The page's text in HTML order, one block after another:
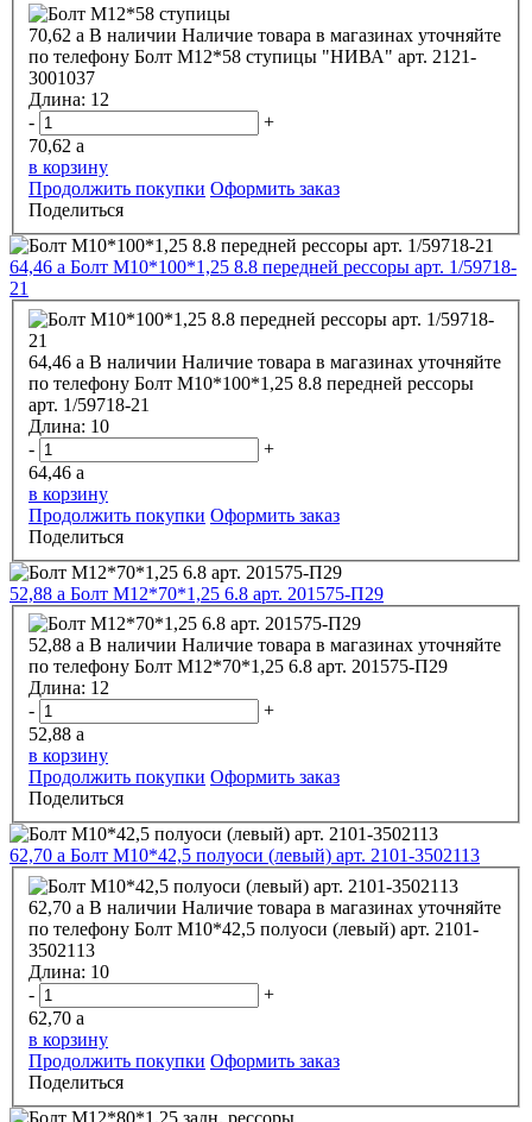
70,62 a В наличии Наличие товара в магазинах уточняйте
по телефону Болт М12*58 ступицы "НИВА" арт. 2121-
3001037
Длина: 12
-
+
70,62 a
в корзину
Продолжить покупки Оформить заказ
Поделиться
64,46 a Болт М10*100*1,25 8.8 передней рессоры арт. 1/59718-
21
64,46 a В наличии Наличие товара в магазинах уточняйте
по телефону Болт М10*100*1,25 8.8 передней рессоры
арт. 1/59718-21
Длина: 10
-
+
64,46 a
в корзину
Продолжить покупки Оформить заказ
Поделиться
52,88 a Болт М12*70*1,25 6.8 арт. 201575-П29
52,88 a В наличии Наличие товара в магазинах уточняйте
по телефону
Болт М12*70*1,25 6.8 арт. 201575-П29
Длина: 12
-
+
52,88 a
в корзину
Продолжить покупки Оформить заказ
Поделиться
62,70 a Болт М10*42,5 полуоси (левый) арт. 2101-3502113
62,70 a В наличии Наличие товара в магазинах уточняйте
по телефону Болт М10*42,5 полуоси (левый) арт. 2101-
3502113
Длина: 10
-
+
62,70 a
в корзину
Продолжить покупки Оформить заказ
Поделиться